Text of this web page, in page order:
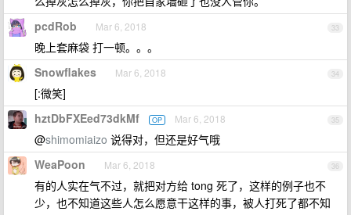
33
pcdRob Mar 6, 2018
晚上套麻袋 打一顿。。。
34
Snowflakes Mar 6, 2018
[:微笑]
35
hztDbFXEed73dkMf OP Mar 6, 2018
@shimomiaizo 说得对，但还是好气哦
36
WeaPoon Mar 6, 2018
有的人实在气不过，就把对方给 tong 死了，这样的例子也不
少，也不知道这些人怎么愿意干这样的事，被人打死了都不知